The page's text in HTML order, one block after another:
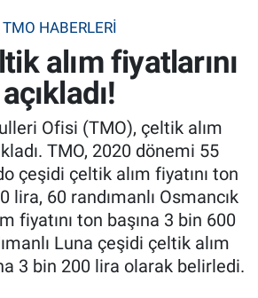
TMO HABERLERI
alım fiyatlarını
açıkladı!
Ofisi (TMO), çeltik alım
TMO, 2020 dönemi 55
çeşidi çeltik alım fiyatını ton
lira, 60 randımanlı Osmancık
fiyatını ton başına 3 bin 600
Luna çeşidi çeltik alım
3 bin 200 lira olarak belirledi.